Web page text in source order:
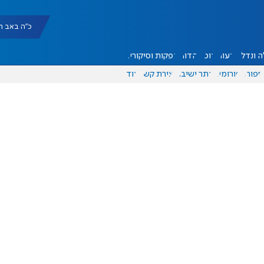
כ"ה באב תשפ"ו
ונדל"ן דעות אוכל יהדות הפקות וסיקורים
ספורט פורומים אתר ישיבה יצירת קשר עוד